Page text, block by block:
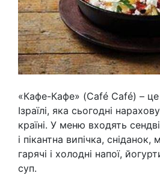
«Кафе-Кафе» (Café Café) –
Ізраїлі, яка сьогодні
країні. У меню входять
і пікантна випічка,
гарячі і холодні напої,
суп.